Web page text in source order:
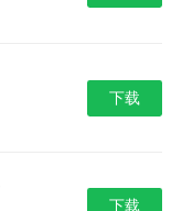
下载
下载